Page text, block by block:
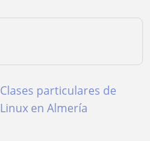
Clases particulares de
Linux en Almería